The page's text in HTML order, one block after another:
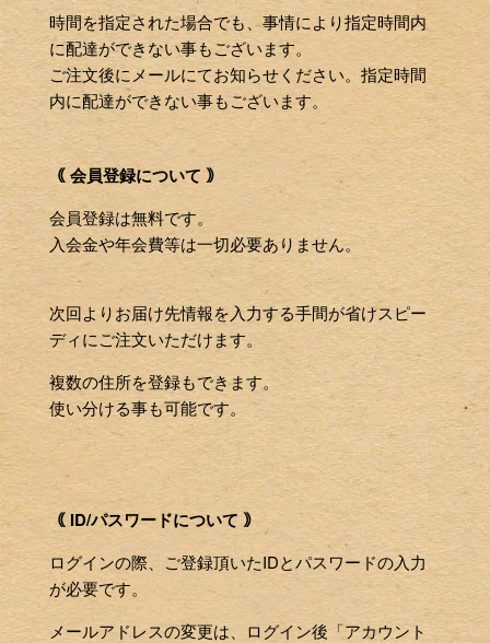
時間を指定された場合でも、事情により指定時間内
に配達ができない事もございます。
ご注文後にメールにてお知らせください。指定時間
内に配達ができない事もございます。
｟ 会員登録について ｠
会員登録は無料です。
入会金や年会費等は一切必要ありません。
次回よりお届け先情報を入力する手間が省けスピー
ディにご注文いただけます。
複数の住所を登録もできます。
使い分ける事も可能です。
｟ ID/パスワードについて ｠
ログインの際、ご登録頂いたIDとパスワードの入力
が必要です。
メールアドレスの変更は、ログイン後「アカウント